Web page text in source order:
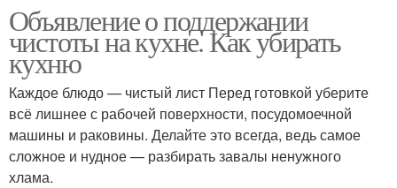
Объявление о поддержании
чистоты на кухне. Как убирать
кухню
Каждое блюдо — чистый лист Перед готовкой уберите
всё лишнее с рабочей поверхности, посудомоечной
машины и раковины. Делайте это всегда, ведь самое
сложное и нудное — разбирать завалы ненужного
хлама.